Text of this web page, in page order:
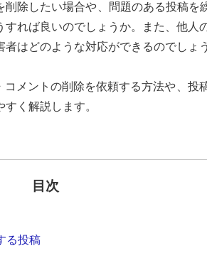
除したい場合や、問題のある投稿を
れば良いのでしょうか。また、他人
はどのような対応ができるのでしょ
メントの削除を依頼する方法や、投
く解説します。
目次
る投稿